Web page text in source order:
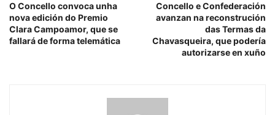
O Concello convoca unha
nova edición do Premio
Clara Campoamor, que se
fallará de forma telemática
Concello e Confederación
avanzan na reconstrución
das Termas da
Chavasqueira, que podería
autorizarse en xuño